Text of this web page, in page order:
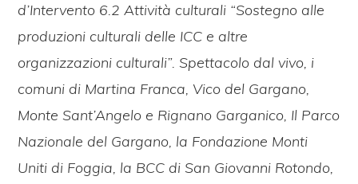
d’Intervento 6.2 Attività culturali “Sostegno alle
produzioni culturali delle ICC e altre
organizzazioni culturali”. Spettacolo dal vivo, i
comuni di Martina Franca, Vico del Gargano,
Monte Sant’Angelo e Rignano Garganico, Il Parco
Nazionale del Gargano, la Fondazione Monti
Uniti di Foggia, la BCC di San Giovanni Rotondo,